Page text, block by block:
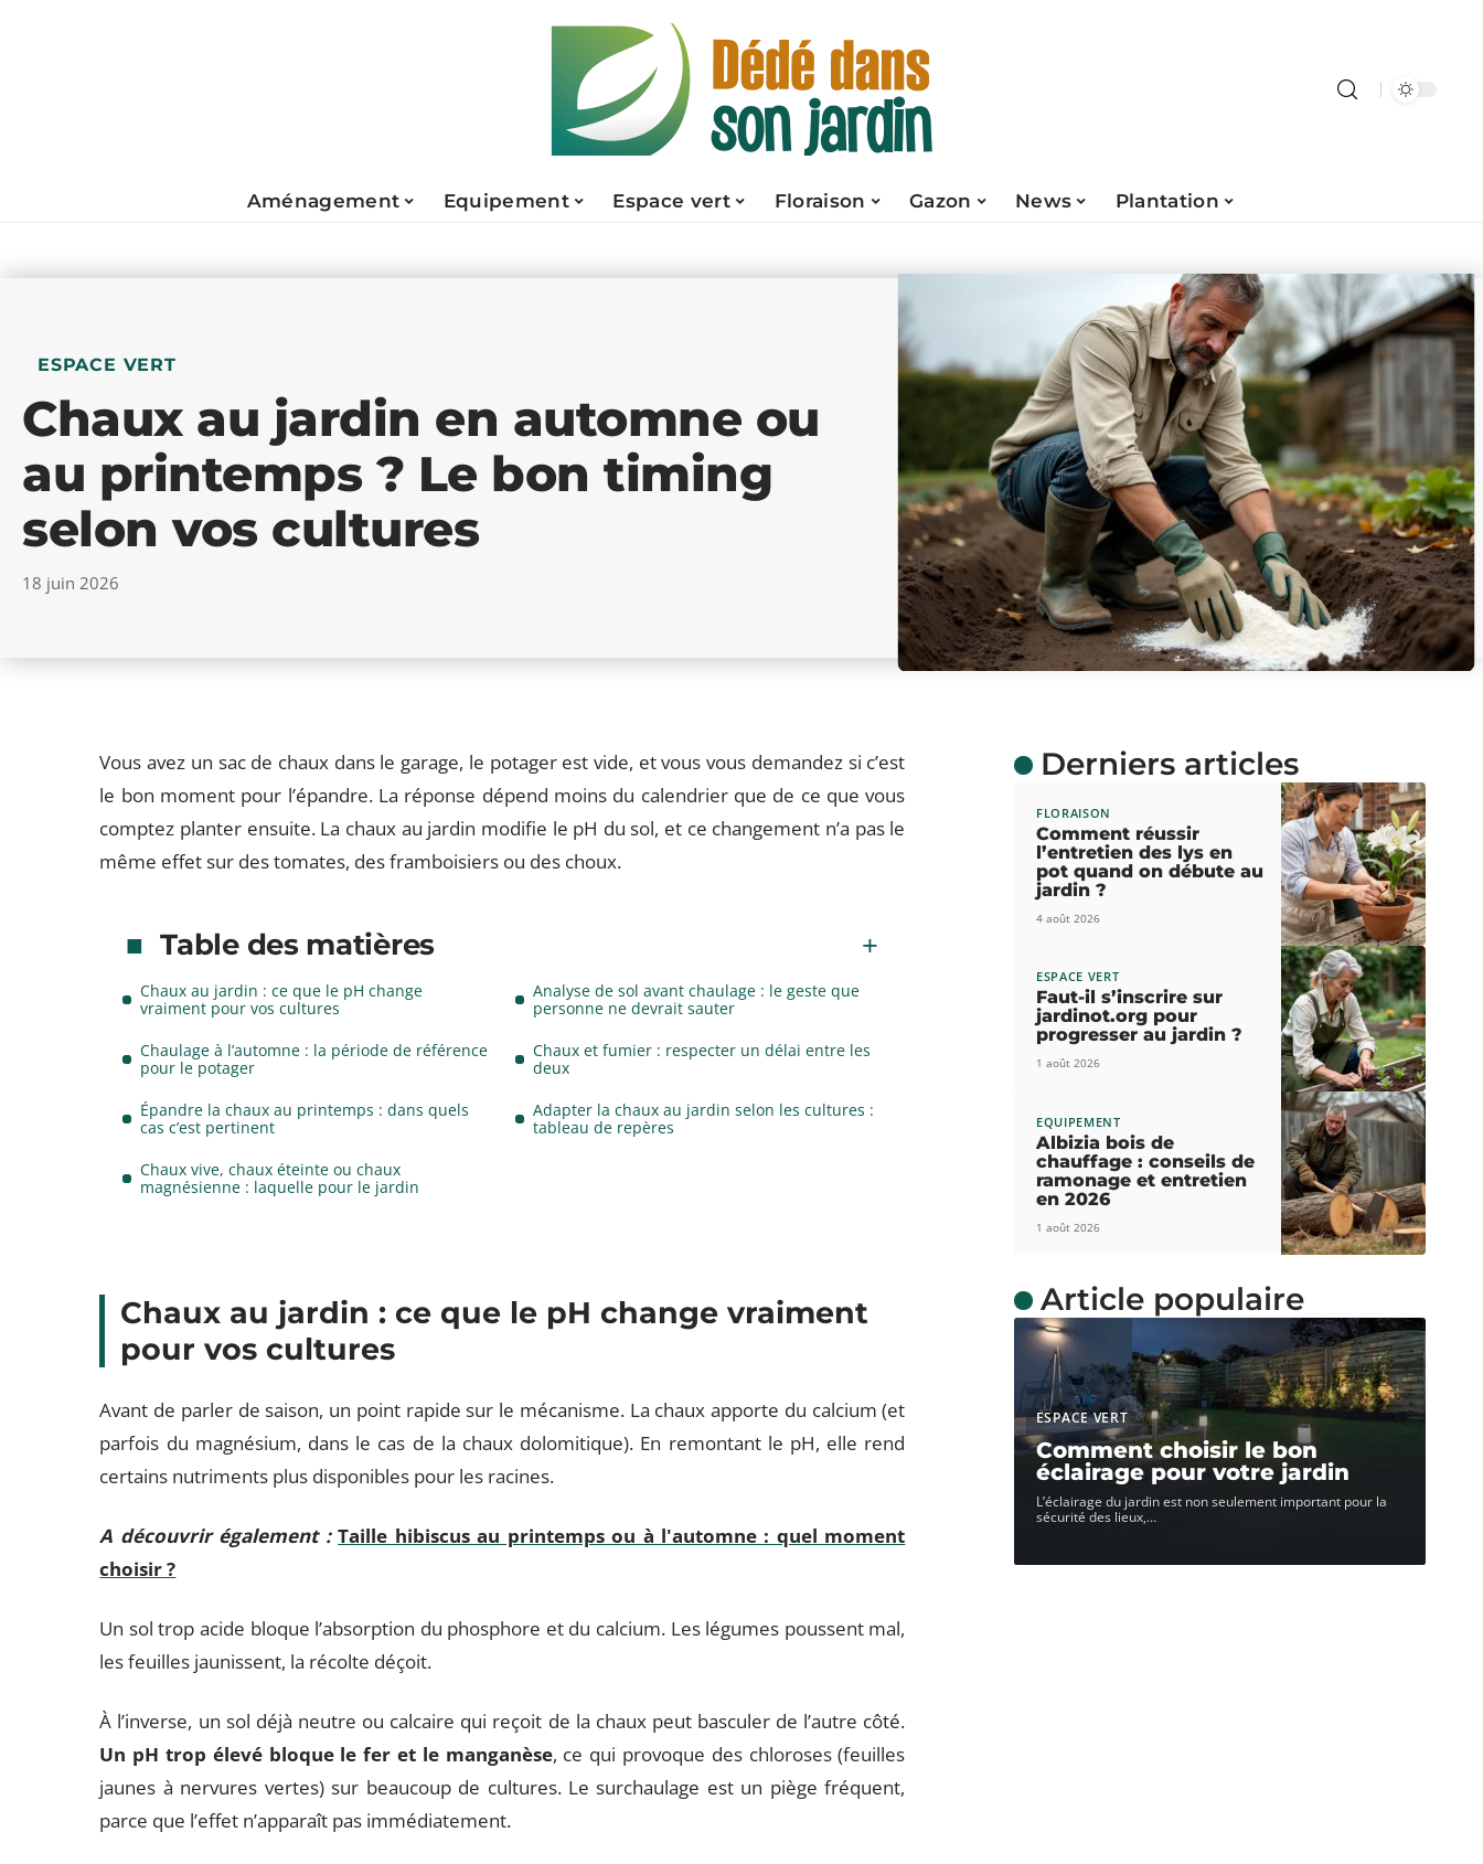
Aménagement Equipement Espace vert Floraison Gazon News Plantation
ESPACE VERT
Chaux au jardin en automne ou
au printemps ? Le bon timing
selon vos cultures
18 juin 2026
Vous avez un sac de chaux dans le garage, le potager est vide, et vous vous demandez si c’est
le bon moment pour l’épandre. La réponse dépend moins du calendrier que de ce que vous
comptez planter ensuite. La chaux au jardin modifie le pH du sol, et ce changement n’a pas le
même effet sur des tomates, des framboisiers ou des choux.
Table des matières
Chaux au jardin : ce que le pH change
vraiment pour vos cultures
Analyse de sol avant chaulage : le geste que
personne ne devrait sauter
Chaulage à l’automne : la période de référence
pour le potager
Chaux et fumier : respecter un délai entre les
deux
Épandre la chaux au printemps : dans quels
cas c’est pertinent
Adapter la chaux au jardin selon les cultures :
tableau de repères
Chaux vive, chaux éteinte ou chaux
magnésienne : laquelle pour le jardin
Chaux au jardin : ce que le pH change vraiment
pour vos cultures
Avant de parler de saison, un point rapide sur le mécanisme. La chaux apporte du calcium (et
parfois du magnésium, dans le cas de la chaux dolomitique). En remontant le pH, elle rend
certains nutriments plus disponibles pour les racines.
A découvrir également : Taille hibiscus au printemps ou à l'automne : quel moment
choisir ?
Un sol trop acide bloque l’absorption du phosphore et du calcium. Les légumes poussent mal,
les feuilles jaunissent, la récolte déçoit.
À l’inverse, un sol déjà neutre ou calcaire qui reçoit de la chaux peut basculer de l’autre côté.
Un pH trop élevé bloque le fer et le manganèse, ce qui provoque des chloroses (feuilles
jaunes à nervures vertes) sur beaucoup de cultures. Le surchaulage est un piège fréquent,
parce que l’effet n’apparaît pas immédiatement.
Derniers articles
FLORAISON
Comment réussir
l’entretien des lys en
pot quand on débute au
jardin ?
4 août 2026
ESPACE VERT
Faut-il s’inscrire sur
jardinot.org pour
progresser au jardin ?
1 août 2026
EQUIPEMENT
Albizia bois de
chauffage : conseils de
ramonage et entretien
en 2026
1 août 2026
Article populaire
ESPACE VERT
Comment choisir le bon
éclairage pour votre jardin
L’éclairage du jardin est non seulement important pour la
sécurité des lieux,…